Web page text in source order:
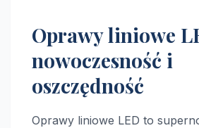
Oprawy liniowe
nowoczesność i
oszczędność
Oprawy liniowe LED to